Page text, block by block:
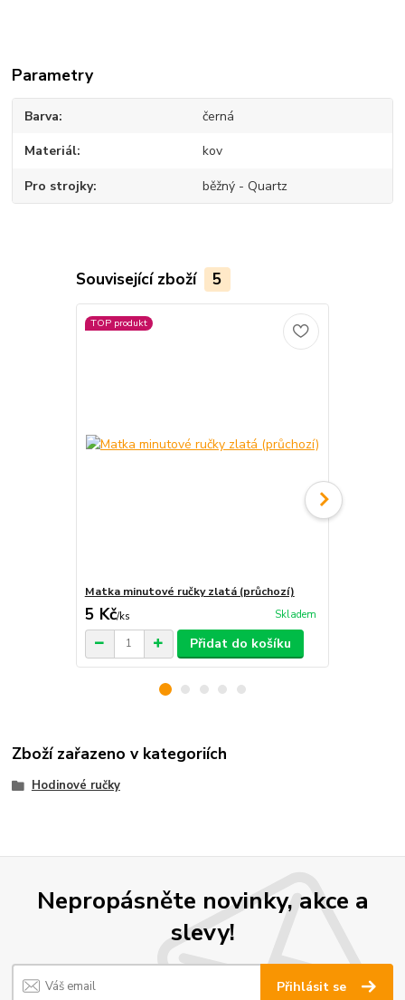
Parametry
Barva černá
Materiál kov
Pro strojky běžný - Quartz
Související zboží 5
TOP produkt
Matka minutové ručky zlatá (průchozí)
5 Kč/ks Skladem
Přidat do košíku
Zboží zařazeno v kategoriích
Hodinové ručky
Nepropásněte novinky, akce a
slevy!
Přihlásit se